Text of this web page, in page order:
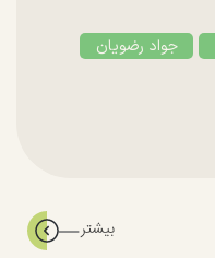
جواد رضویان